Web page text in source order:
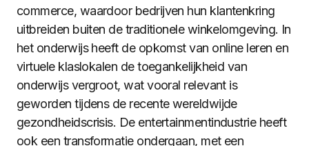
commerce, waardoor bedrijven hun klantenkring
uitbreiden buiten de traditionele winkelomgeving. In
het onderwijs heeft de opkomst van online leren en
virtuele klaslokalen de toegankelijkheid van
onderwijs vergroot, wat vooral relevant is
geworden tijdens de recente wereldwijde
gezondheidscrisis. De entertainmentindustrie heeft
ook een transformatie ondergaan, met een